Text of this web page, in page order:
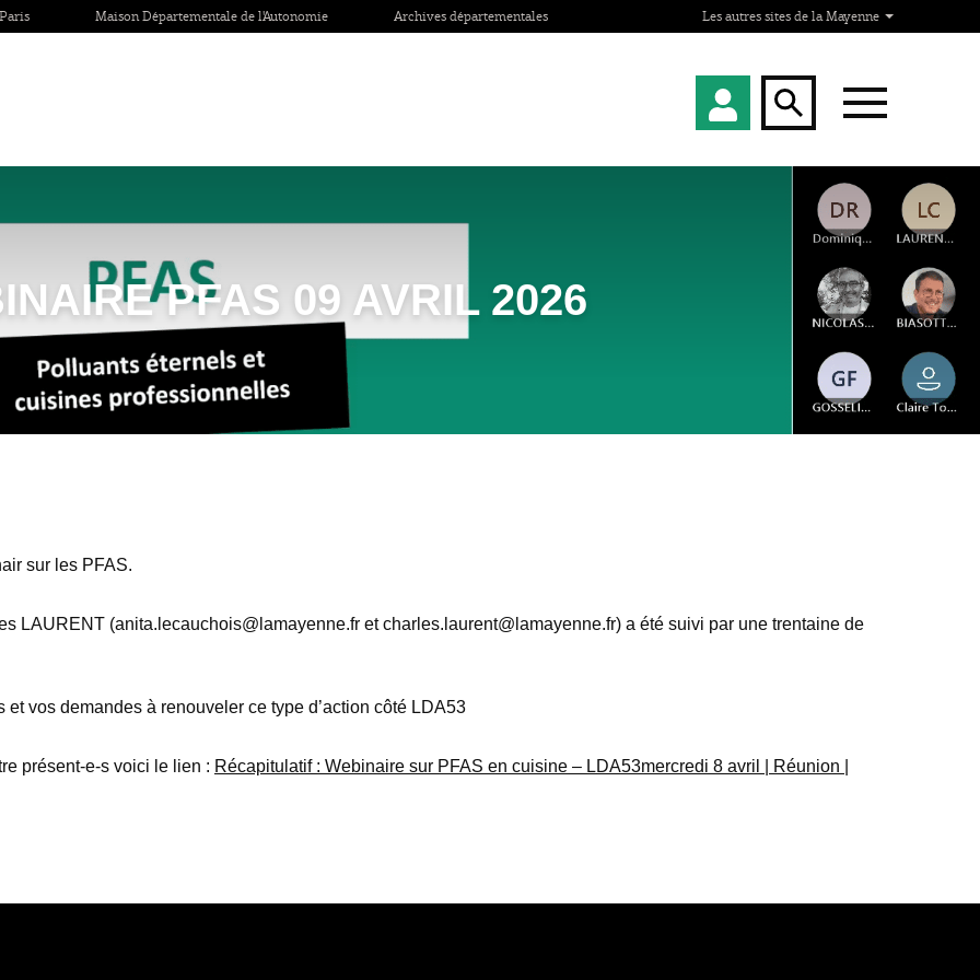
Maison Départementale de l'Autonomie Archives départementales Les autres sites de la Mayenne
PFAS 09 AVRIL 2026
sur les PFAS.
LAURENT (anita.lecauchois@lamayenne.fr et charles.laurent@lamayenne.fr) a été suivi par une trentaine de
vos demandes à renouveler ce type d’action côté LDA53
présent-e-s voici le lien : Récapitulatif : Webinaire sur PFAS en cuisine – LDA53mercredi 8 avril | Réunion |